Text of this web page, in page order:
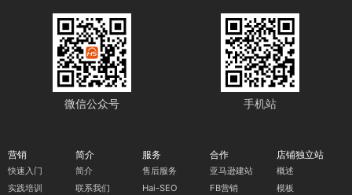
微信公众号 手机站
营销
快速入门
实践培训
简介
简介
联系我们
服务
售后服务
Hai-SEO
合作
亚马逊建站
FB营销
店铺独立站
概述
模板